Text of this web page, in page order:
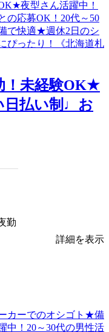
！未経験OK★
日払い制♩お
勤
詳細を表示